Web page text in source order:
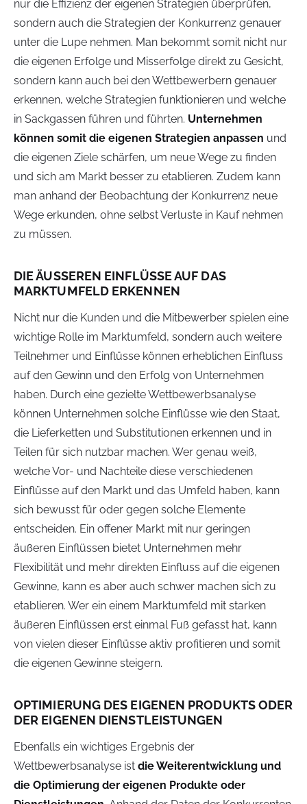
nur die Effizienz der eigenen Strategien überprüfen,
sondern auch die Strategien der Konkurrenz genauer
unter die Lupe nehmen. Man bekommt somit nicht nur
die eigenen Erfolge und Misserfolge direkt zu Gesicht,
sondern kann auch bei den Wettbewerbern genauer
erkennen, welche Strategien funktionieren und welche
in Sackgassen führen und führten. Unternehmen
können somit die eigenen Strategien anpassen und
die eigenen Ziele schärfen, um neue Wege zu finden
und sich am Markt besser zu etablieren. Zudem kann
man anhand der Beobachtung der Konkurrenz neue
Wege erkunden, ohne selbst Verluste in Kauf nehmen
zu müssen.
DIE ÄUSSEREN EINFLÜSSE AUF DAS M
ARKTUMFELD ERKENNEN
Nicht nur die Kunden und die Mitbewerber spielen eine
wichtige Rolle im Marktumfeld, sondern auch weitere
Teilnehmer und Einflüsse können erheblichen Einfluss
auf den Gewinn und den Erfolg von Unternehmen
haben. Durch eine gezielte Wettbewerbsanalyse
können Unternehmen solche Einflüsse wie den Staat,
die Lieferketten und Substitutionen erkennen und in
Teilen für sich nutzbar machen. Wer genau weiß,
welche Vor- und Nachteile diese verschiedenen
Einflüsse auf den Markt und das Umfeld haben, kann
sich bewusst für oder gegen solche Elemente
entscheiden. Ein offener Markt mit nur geringen
äußeren Einflüssen bietet Unternehmen mehr
Flexibilität und mehr direkten Einfluss auf die eigenen
Gewinne, kann es aber auch schwer machen sich zu
etablieren. Wer ein einem Marktumfeld mit starken
äußeren Einflüssen erst einmal Fuß gefasst hat, kann
von vielen dieser Einflüsse aktiv profitieren und somit
die eigenen Gewinne steigern.
OPTIMIERUNG DES EIGENEN PRODUKTS ODER
DER EIGENEN DIENSTLEISTUNGEN
Ebenfalls ein wichtiges Ergebnis der
Wettbewerbsanalyse ist die Weiterentwicklung und
die Optimierung der eigenen Produkte oder